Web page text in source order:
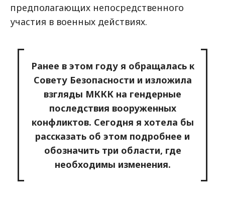
предполагающих непосредственного
участия в военных действиях.
Ранее в этом году я обращалась к
Совету Безопасности и изложила
взгляды МККК на гендерные
последствия вооруженных
конфликтов. Сегодня я хотела бы
рассказать об этом подробнее и
обозначить три области, где
необходимы изменения.